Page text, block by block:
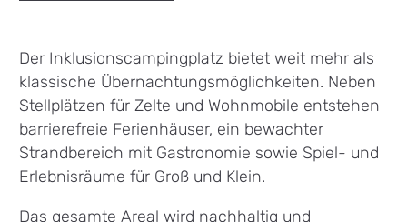
Der Inklusionscampingplatz bietet weit mehr als
klassische Übernachtungsmöglichkeiten. Neben
Stellplätzen für Zelte und Wohnmobile entstehen
barrierefreie Ferienhäuser, ein bewachter
Strandbereich mit Gastronomie sowie Spiel- und
Erlebnisräume für Groß und Klein.
Das gesamte Areal wird nachhaltig und